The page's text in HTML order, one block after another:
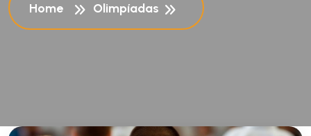
Home Olimpíadas